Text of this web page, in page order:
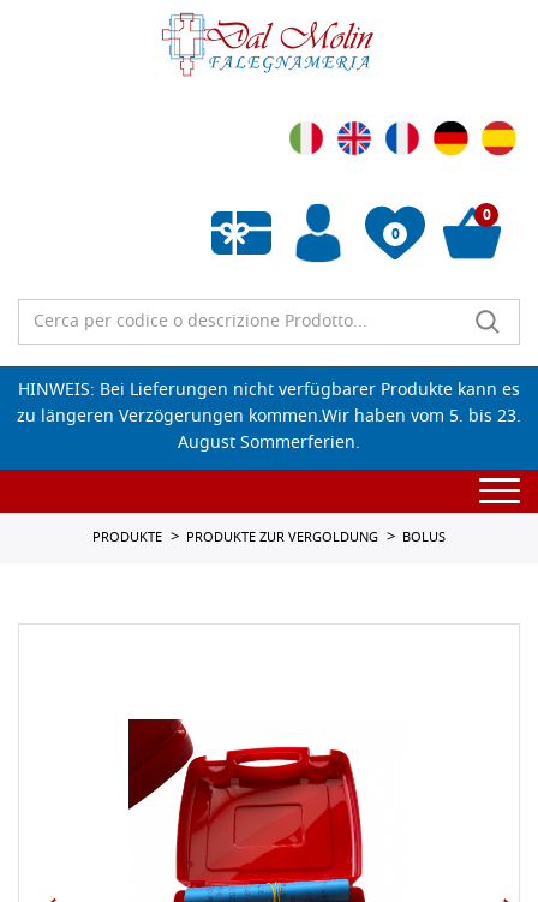
0
Wunschliste leeren
0
HINWEIS: Bei Lieferungen nicht verfügbarer Produkte kann es
zu längeren Verzögerungen kommen.Wir haben vom 5. bis 23.
August Sommerferien.
PRODUKTE PRODUKTE ZUR VERGOLDUNG BOLUS